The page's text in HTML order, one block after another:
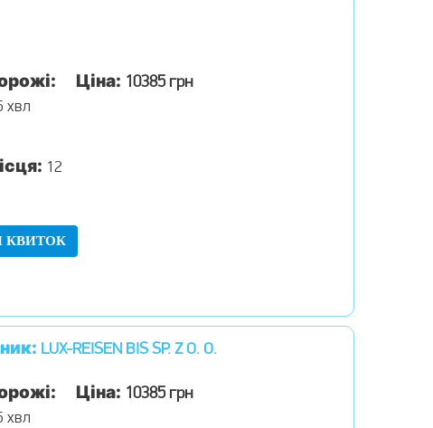
хвл
12
Ціна: 10385 грн
КВИТОК
LUX-REISEN BIS SP. Z O. O.
хвл
Ціна: 10385 грн